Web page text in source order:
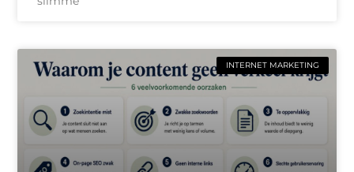
INTERNET MARKETING